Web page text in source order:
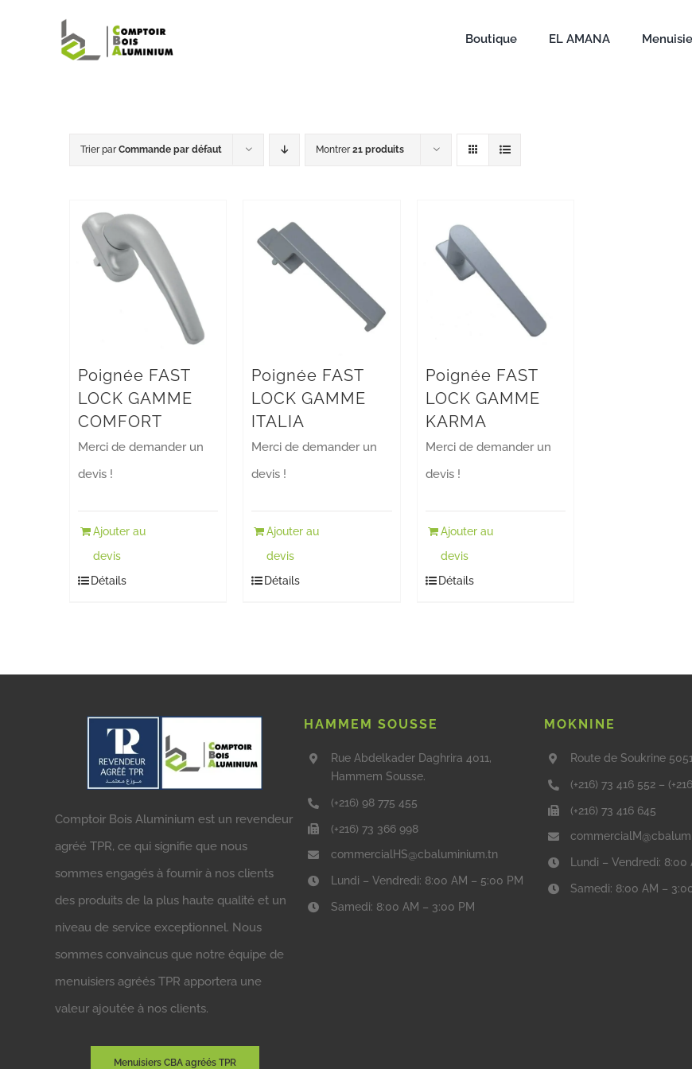
Boutique EL AMANA
Trier parCommande par défaut Montrer21 produits
Poignée FAST
LOCK GAMME
COMFORT
Merci de demander un
devis !
Ajouter au
devis
Détails
Poignée FAST
LOCK GAMME
ITALIA
Merci de demander un
devis !
Ajouter au
devis
Détails
Poignée FAST
LOCK GAMME
KARMA
Merci de demander un
devis !
Ajouter au
devis
Détails
Comptoir Bois Aluminium est un revendeur
agréé TPR, ce qui signifie que nous
sommes engagés à fournir à nos clients
des produits de la plus haute qualité et un
niveau de service exceptionnel. Nous
sommes convaincus que notre équipe de
menuisiers agréés TPR apportera une
valeur ajoutée à nos clients.
Menuisiers CBA agréés TPR
HAMMEM SOUSSE
Rue Abdelkader Daghrira 4011,
Hammem Sousse.
(+216) 98 775 455
(+216) 73 366 998
commercialHS@cbaluminium.tn
Lundi – Vendredi: 8:00 AM – 5:00 PM
Samedi: 8:00 AM – 3:00 PM
MOKNINE
Route de Soukrine
(+216) 73 416 552 –
(+216) 73 416 645
Lundi – Vendredi: 8:00
Samedi: 8:00 AM –